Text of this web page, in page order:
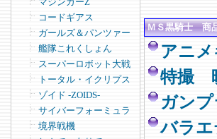
コードギアス
ガールズ＆パンツァー
艦隊これくしょん
スーパーロボット大戦
トータル・イクリプス
ゾイド -ZOIDS-
サイバーフォーミュラ
境界戦機
ＭＳ黒騎士 商
アニ
特撮
ガンプ
バラエ